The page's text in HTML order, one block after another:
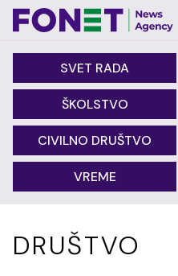
SVET RADA
ŠKOLSTVO
CIVILNO DRUŠTVO
VREME
DRUŠTVO